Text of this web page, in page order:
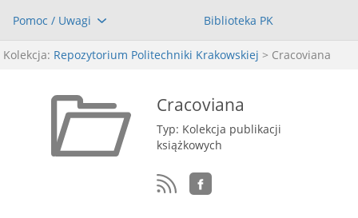
Pomoc / Uwagi Biblioteka PK
Kolekcja: Repozytorium Politechniki Krakowskiej > Cracoviana
Cracoviana
Typ: Kolekcja publikacji
książkowych